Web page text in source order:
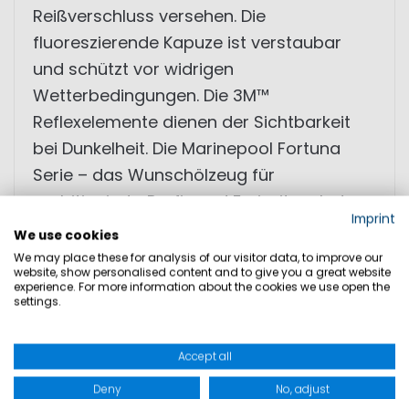
Reißverschluss versehen. Die
fluoreszierende Kapuze ist verstaubar
und schützt vor widrigen
Wetterbedingungen. Die 3M™
Reflexelemente dienen der Sichtbarkeit
bei Dunkelheit. Die Marinepool Fortuna
Serie – das Wunschölzeug für
ambitionierte Profi- und Freizeitsegler!
• hochwertiges 3-Lagen Material
• verklebte Nähte, wasserdicht und
atmungsaktiv
• optimierte Passform für Herren
• extra hoher Offshore-Kragen
Imprint
We use cookies
We may place these for analysis of our visitor data, to improve our
website, show personalised content and to give you a great website
experience. For more information about the cookies we use open the
settings.
Accept all
Deny No, adjust